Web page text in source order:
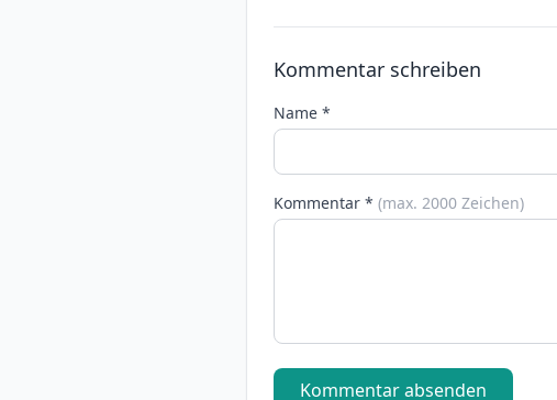
Kommentar schreiben
Name *
Kommentar * (max. 2000 Zeichen)
Kommentar absenden